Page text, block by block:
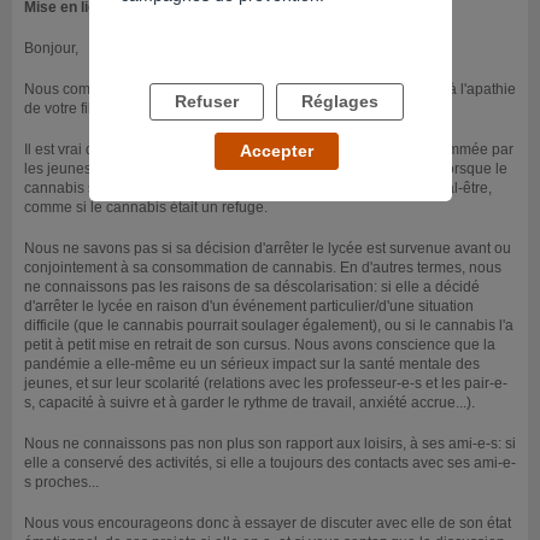
Mise en ligne le 12/01/2022
Bonjour,
Nous comprenons l'impuissance que vous pouvez ressentir face à l'apathie
de votre fille, et face à sa consommation régulière de cannabis.
Il est vrai que le cannabis est une substance fréquemment consommée par
les jeunes, généralement de manière festive ou occasionnelle. Lorsque le
cannabis s'ancre dans le quotidien, c'est souvent le signe d'un mal-être,
comme si le cannabis était un refuge.
Nous ne savons pas si sa décision d'arrêter le lycée est survenue avant ou
conjointement à sa consommation de cannabis. En d'autres termes, nous
ne connaissons pas les raisons de sa déscolarisation: si elle a décidé
d'arrêter le lycée en raison d'un événement particulier/d'une situation
difficile (que le cannabis pourrait soulager également), ou si le cannabis l'a
petit à petit mise en retrait de son cursus. Nous avons conscience que la
pandémie a elle-même eu un sérieux impact sur la santé mentale des
jeunes, et sur leur scolarité (relations avec les professeur-e-s et les pair-e-
s, capacité à suivre et à garder le rythme de travail, anxiété accrue...).
Nous ne connaissons pas non plus son rapport aux loisirs, à ses ami-e-s: si
elle a conservé des activités, si elle a toujours des contacts avec ses ami-e-
s proches...
Nous vous encourageons donc à essayer de discuter avec elle de son état
Refuser Réglages
Accepter